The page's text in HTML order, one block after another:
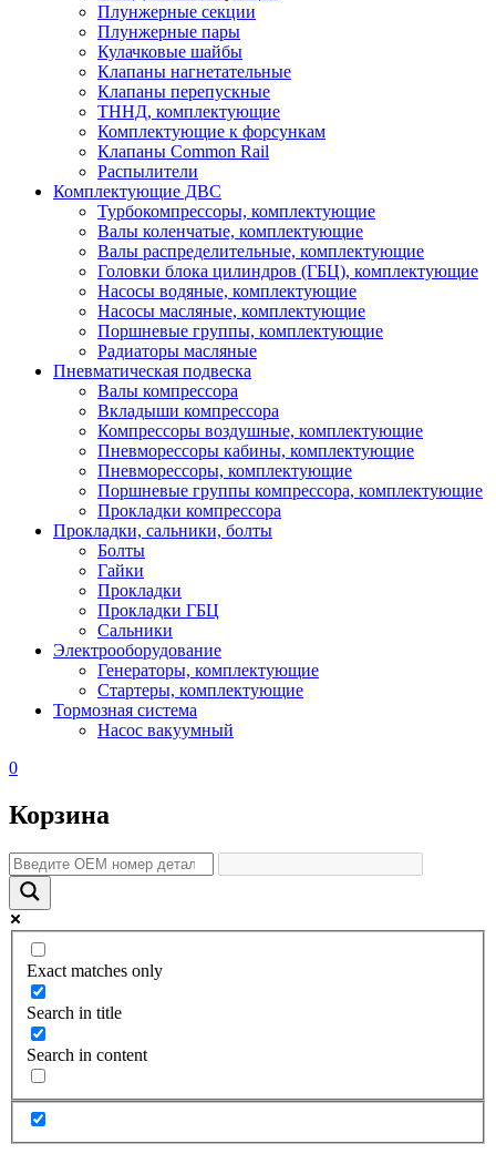
Плунжерные секции
Плунжерные пары
Кулачковые шайбы
Клапаны нагнетательные
Клапаны перепускные
ТННД, комплектующие
Комплектующие к форсункам
Клапаны Common Rail
Распылители
Комплектующие ДВС
Турбокомпрессоры, комплектующие
Валы коленчатые, комплектующие
Валы распределительные, комплектующие
Головки блока цилиндров (ГБЦ), комплектующие
Насосы водяные, комплектующие
Насосы масляные, комплектующие
Поршневые группы, комплектующие
Радиаторы масляные
Пневматическая подвеска
Валы компрессора
Вкладыши компрессора
Компрессоры воздушные, комплектующие
Пневморессоры кабины, комплектующие
Пневморессоры, комплектующие
Поршневые группы компрессора, комплектующие
Прокладки компрессора
Прокладки, сальники, болты
Болты
Гайки
Прокладки
Прокладки ГБЦ
Сальники
Электрооборудование
Генераторы, комплектующие
Стартеры, комплектующие
Тормозная система
Насос вакуумный
0
Корзина
Exact matches only
Search in title
Search in content